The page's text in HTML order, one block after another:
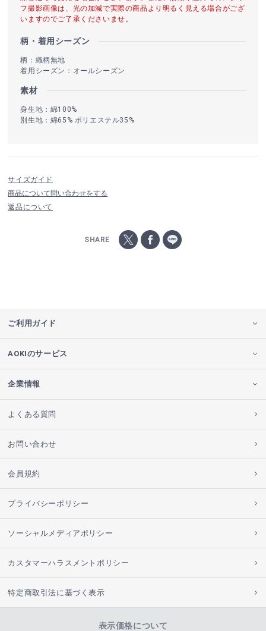
フ撮影画像は、光の加減で実際の商品より明るく見える場合がござ
いますのでご了承くださいませ。
柄・着用シーズン
柄：織柄無地
着用シーズン：オールシーズン
素材
身生地：綿100%
別生地：綿65% ポリエステル35%
サイズガイド
商品について問い合わせをする
返品について
SHARE
ご利用ガイド
AOKIのサービス
企業情報
よくある質問
お問い合わせ
会員規約
プライバシーポリシー
ソーシャルメディアポリシー
カスタマーハラスメントポリシー
特定商取引法に基づく表示
表示価格について